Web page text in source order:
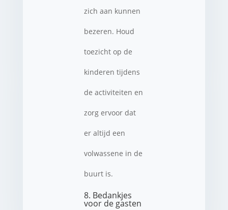
zich aan kunnen
bezeren. Houd
toezicht op de
kinderen tijdens
de activiteiten en
zorg ervoor dat
er altijd een
volwassene in de
buurt is.
8. Bedankjes
voor de gasten